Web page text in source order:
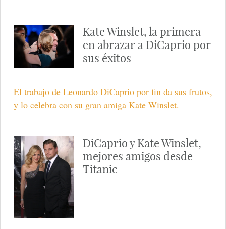
Kate Winslet, la primera
en abrazar a DiCaprio por
sus éxitos
El trabajo de Leonardo DiCaprio por fin da sus frutos,
y lo celebra con su gran amiga Kate Winslet.
DiCaprio y Kate Winslet,
mejores amigos desde
Titanic